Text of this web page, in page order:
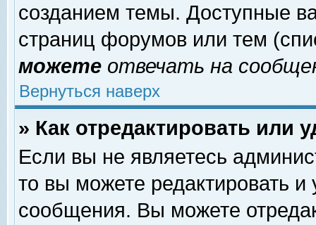
созданием темы. Доступные
страниц форумов или тем
можете отвечать на
Вернуться наверх
» Как отредактировать или
Если вы не являетесь
то вы можете редактировать и
сообщения. Вы можете